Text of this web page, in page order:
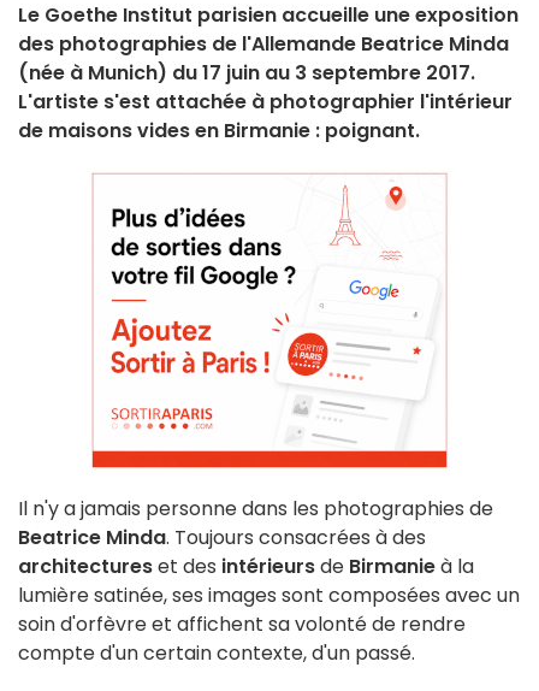
Le Goethe Institut parisien accueille une exposition
des photographies de l'Allemande Beatrice Minda
(née à Munich) du 17 juin au 3 septembre 2017.
L'artiste s'est attachée à photographier l'intérieur
de maisons vides en Birmanie : poignant.
Il n'y a jamais personne dans les photographies de
Beatrice Minda. Toujours consacrées à des
architectureset des intérieursde Birmanieà la
lumière satinée, ses images sont composées avec un
soin d'orfèvre et affichent sa volonté de rendre
compte d'un certain contexte, d'un passé.